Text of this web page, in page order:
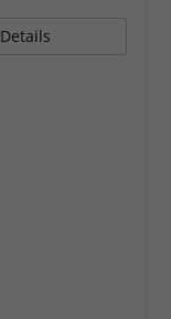
Details